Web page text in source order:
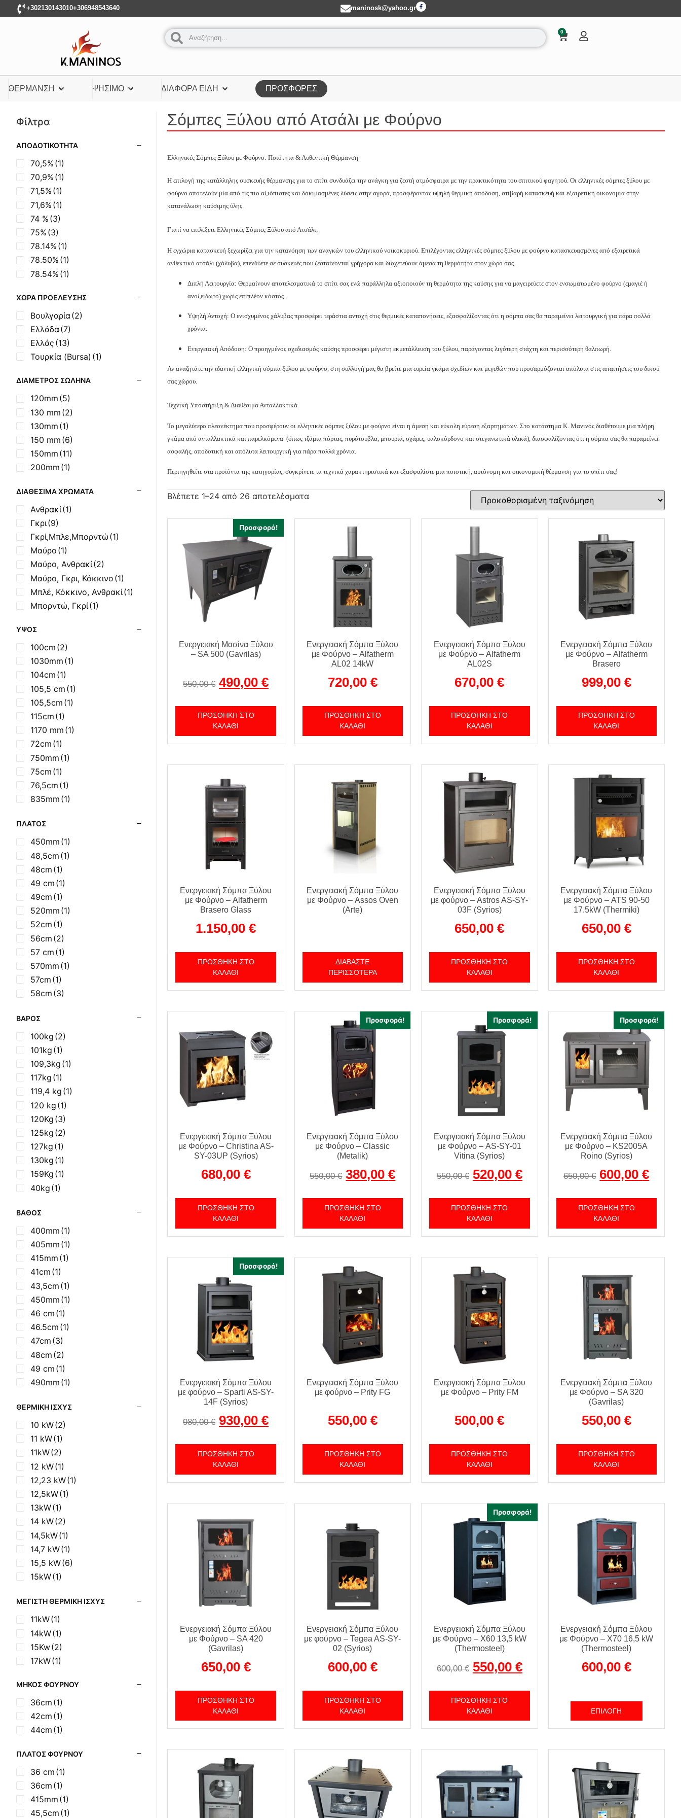
+302130143010+306948543640 maninosk@yahoo.gr
0
ΘΈΡΜΑΝΣΗ ΨΉΣΙΜΟ ΔΙΆΦΟΡΑ ΕΊΔΗ ΠΡΟΣΦΟΡΕΣ
Φίλτρα
ΑΠΟΔΟΤΙΚΌΤΗΤΑ
70,5% (1)
70,9% (1)
71,5% (1)
71,6% (1)
74 % (3)
75% (3)
78.14% (1)
78.50% (1)
78.54% (1)
ΧΏΡΑ ΠΡΟΈΛΕΥΣΗΣ
Βουλγαρία(2)
Ελλάδα(7)
Ελλάς (13)
Τουρκία (Bursa) (1)
ΔΙΆΜΕΤΡΟΣ ΣΩΛΉΝΑ
120mm (5)
130 mm (2)
130mm (1)
150 mm (6)
150mm (11)
200mm (1)
ΔΙΑΘΈΣΙΜΑ ΧΡΏΜΑΤΑ
Ανθρακί(1)
Γκρι(9)
Γκρί,Μπλε,Μπορντώ (1)
Μαύρο (1)
Μαύρο, Ανθρακί(2)
Μαύρο, Γκρι, Κόκκινο (1)
Μπλέ, Κόκκινο, Ανθρακί(1)
Μπορντώ, Γκρί(1)
ΎΨΟΣ
100cm (2)
1030mm (1)
104cm (1)
105,5 cm (1)
105,5cm (1)
115cm (1)
1170 mm (1)
72cm (1)
750mm (1)
75cm (1)
76,5cm (1)
835mm (1)
900mm
905mm (1)
90cm(1)
91,5cm(1)
91cm(2)
92cm (1)
93 cm(2)
930mm(1)
93cm (1)
960mm(1)
ΠΛΆΤΟΣ
450mm (1)
48,5cm (1)
48cm (1)
49 cm (1)
49cm (1)
520mm (1)
52cm (1)
56cm (2)
57 cm (1)
570mm (1)
57cm (1)
58cm (3)
650mm
68cm (1)
690mm(1)
695mm (1)
69cm (1)
700mm(1)
74cm(1)
82cm (1)
83,5cm(1)
85,5cm (1)
ΒΆΡΟΣ
100kg (2)
101kg (1)
109,3kg (1)
117kg (1)
119,4 kg (1)
120 kg (1)
120Kg (3)
125kg (2)
127kg (1)
130kg (1)
159Kg (1)
40kg (1)
70kg
90kg(3)
94kg(3)
97 kg(1)
98Kg (1)
ΒΆΘΟΣ
400mm (1)
405mm (1)
415mm (1)
41cm (1)
43,5cm (1)
450mm (1)
46 cm (1)
46.5cm (1)
47cm (3)
48cm (2)
49 cm (1)
490mm (1)
523mm(1)
52cm(1)
53 cm (1)
53,5cm (1)
53cm(4)
55cm (1)
560mm (1)
ΘΕΡΜΙΚΉ ΙΣΧΎΣ
10 kW(2)
11 kW(1)
11kW(2)
12 kW(1)
12,23 kW(1)
12,5kW(1)
13kW(1)
14 kW(2)
14,5kW(1)
14,7 kW(1)
15,5 kW(6)
15kW(1)
16kW(2)
17.5kW(1)
8kW(1)
9kW(1)
ΜΈΓΙΣΤΗ ΘΕΡΜΙΚΉ ΙΣΧΎΣ
11kW(1)
14kW(1)
15Kw(2)
17kW(1)
ΜΉΚΟΣ ΦΟΎΡΝΟΥ
36cm (1)
42cm (1)
44cm (1)
ΠΛΆΤΟΣ ΦΟΎΡΝΟΥ
36 cm (1)
36cm (1)
415mm (1)
45,5cm (1)
Σόμπες Ξύλου από Ατσάλι με Φούρνο
Ελληνικές Σόμπες Ξύλου με Φούρνο: Ποιότητα & Αυθεντική Θέρμανση
Η επιλογή της κατάλληλης συσκευής θέρμανσης για το σπίτι συνδυάζει την ανάγκη για ζεστή ατμόσφαιρα με την πρακτικότητα του σπιτικού φαγητού. Οι ελληνικές σόμπες ξύλου με
φούρνο αποτελούν μία από τις πιο αξιόπιστες και δοκιμασμένες λύσεις στην αγορά, προσφέροντας υψηλή θερμική απόδοση, στιβαρή κατασκευή και εξαιρετική οικονομία στην
κατανάλωση καύσιμης ύλης.
Γιατί να επιλέξετε Ελληνικές Σόμπες Ξύλου από Ατσάλι;
Η εγχώρια κατασκευή ξεχωρίζει για την κατανόηση των αναγκών του ελληνικού νοικοκυριού. Επιλέγοντας ελληνικές σόμπες ξύλου με φούρνο κατασκευασμένες από εξαιρετικά
ανθεκτικό ατσάλι (χάλυβα), επενδύετε σε συσκευές που ζεσταίνονται γρήγορα και διοχετεύουν άμεσα τη θερμότητα στον χώρο σας.
Διπλή Λειτουργία: Θερμαίνουν αποτελεσματικά το σπίτι σας ενώ παράλληλα αξιοποιούν τη θερμότητα της καύσης για να μαγειρεύετε στον ενσωματωμένο φούρνο (εμαγιέ ή
ανοξείδωτο) χωρίς επιπλέον κόστος.
Υψηλή Αντοχή: Ο ενισχυμένος χάλυβας προσφέρει τεράστια αντοχή στις θερμικές καταπονήσεις, εξασφαλίζοντας ότι η σόμπα σας θα παραμείνει λειτουργική για πάρα πολλά
χρόνια.
Ενεργειακή Απόδοση: Ο προηγμένος σχεδιασμός καύσης προσφέρει μέγιστη εκμετάλλευση του ξύλου, παράγοντας λιγότερη στάχτη και περισσότερη θαλπωρή.
Αν αναζητάτε την ιδανική ελληνική σόμπα ξύλου με φούρνο, στη συλλογή μας θα βρείτε μια ευρεία γκάμα σχεδίων και μεγεθών που προσαρμόζονται απόλυτα στις απαιτήσεις του δικού
σας χώρου.
Τεχνική Υποστήριξη & Διαθέσιμα Ανταλλακτικά
Το μεγαλύτερο πλεονέκτημα που προσφέρουν οι ελληνικές σόμπες ξύλου με φούρνο είναι η άμεση και εύκολη εύρεση εξαρτημάτων. Στο κατάστημα Κ. Μανινόςδιαθέτουμε μια πλήρη
γκάμα από ανταλλακτικά και παρελκόμενα (όπως τζάμια πόρτας, πυρότουβλα, μπουριά, σχάρες, υαλοκόρδονο και στεγανωτικά υλικά), διασφαλίζοντας ότι η σόμπα σας θα παραμείνει
ασφαλής, αποδοτική και απόλυτα λειτουργική για πάρα πολλά χρόνια.
Περιηγηθείτε στα προϊόντα της κατηγορίας, συγκρίνετε τα τεχνικά χαρακτηριστικά και εξασφαλίστε μια ποιοτική, αυτόνομη και οικονομική θέρμανση για το σπίτι σας!
Βλέπετε 1–24 από 26 αποτελέσματα
Προσφορά!
Ενεργειακή Μασίνα Ξύλου
– SA 500 (Gavrilas)
550,00€ 490,00€
ΠΡΟΣΘΉΚΗ ΣΤΟ
ΚΑΛΆΘΙ
Ενεργειακή Σόμπα Ξύλου
με Φούρνο – Alfatherm
AL02 14kW
720,00 €
ΠΡΟΣΘΉΚΗ ΣΤΟ
ΚΑΛΆΘΙ
Ενεργειακή Σόμπα Ξύλου
με Φούρνο – Alfatherm
AL02S
670,00€
ΠΡΟΣΘΉΚΗ ΣΤΟ
ΚΑΛΆΘΙ
Ενεργειακή Σόμπα Ξύλου
με Φούρνο – Alfatherm
Brasero
999,00 €
ΠΡΟΣΘΉΚΗ ΣΤΟ
ΚΑΛΆΘΙ
Ενεργειακή Σόμπα Ξύλου
με Φούρνο – Alfatherm
Brasero Glass
1.150,00€
ΠΡΟΣΘΉΚΗ ΣΤΟ
ΚΑΛΆΘΙ
Ενεργειακή Σόμπα Ξύλου
με Φούρνο – Assos Oven
(Arte)
ΔΙΑΒΆΣΤΕ
ΠΕΡΙΣΣΌΤΕΡΑ
Ενεργειακή Σόμπα Ξύλου
με φούρνο – Astros AS-SY-
03F (Syrios)
650,00€
ΠΡΟΣΘΉΚΗ ΣΤΟ
ΚΑΛΆΘΙ
Ενεργειακή Σόμπα Ξύλου
με Φούρνο – ATS 90-50
17.5kW (Thermiki)
650,00 €
ΠΡΟΣΘΉΚΗ ΣΤΟ
ΚΑΛΆΘΙ
Ενεργειακή Σόμπα Ξύλου
με Φούρνο – Christina AS-
SY-03UP (Syrios)
680,00 €
ΠΡΟΣΘΉΚΗ ΣΤΟ
ΚΑΛΆΘΙ
Προσφορά!
Ενεργειακή Σόμπα Ξύλου
με Φούρνο – Classic
(Metalik)
550,00€ 380,00€
ΠΡΟΣΘΉΚΗ ΣΤΟ
ΚΑΛΆΘΙ
Προσφορά!
Ενεργειακή Σόμπα Ξύλου
με Φούρνο – AS-SY-01
Vitina (Syrios)
550,00€ 520,00 €
ΠΡΟΣΘΉΚΗ ΣΤΟ
ΚΑΛΆΘΙ
Προσφορά!
Ενεργειακή Σόμπα Ξύλου
με Φούρνο – KS2005A
Roino (Syrios)
650,00€ 600,00€
ΠΡΟΣΘΉΚΗ ΣΤΟ
ΚΑΛΆΘΙ
Προσφορά!
Ενεργειακή Σόμπα Ξύλου
με φούρνο – Sparti AS-SY-
14F (Syrios)
980,00€ 930,00€
ΠΡΟΣΘΉΚΗ ΣΤΟ
ΚΑΛΆΘΙ
Ενεργειακή Σόμπα Ξύλου
με φούρνο – Prity FG
550,00 €
ΠΡΟΣΘΉΚΗ ΣΤΟ
ΚΑΛΆΘΙ
Ενεργειακή Σόμπα Ξύλου
με Φούρνο – Prity FM
500,00€
ΠΡΟΣΘΉΚΗ ΣΤΟ
ΚΑΛΆΘΙ
Ενεργειακή Σόμπα Ξύλου
με Φούρνο – SA 320
(Gavrilas)
550,00 €
ΠΡΟΣΘΉΚΗ ΣΤΟ
ΚΑΛΆΘΙ
Ενεργειακή Σόμπα Ξύλου
με Φούρνο – SA 420
(Gavrilas)
650,00 €
ΠΡΟΣΘΉΚΗ ΣΤΟ
ΚΑΛΆΘΙ
Ενεργειακή Σόμπα Ξύλου
με φούρνο – Tegea AS-SY-
02 (Syrios)
600,00 €
ΠΡΟΣΘΉΚΗ ΣΤΟ
ΚΑΛΆΘΙ
Προσφορά!
Ενεργειακή Σόμπα Ξύλου
με Φούρνο – X60 13,5 kW
(Thermosteel)
600,00€ 550,00 €
ΠΡΟΣΘΉΚΗ ΣΤΟ
ΚΑΛΆΘΙ
Ενεργειακή Σόμπα Ξύλου
με Φούρνο – X70 16,5 kW
(Thermosteel)
600,00 €
ΕΠΙΛΟΓΉ